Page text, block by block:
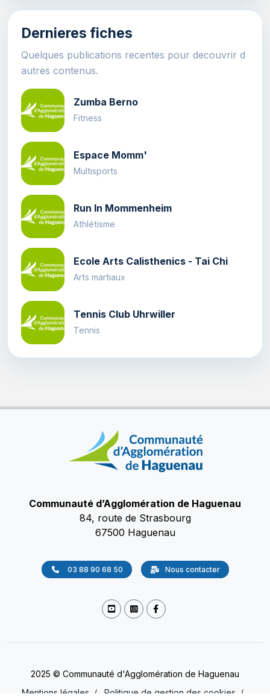
Dernieres fiches
Quelques publications recentes pour decouvrir d
autres contenus.
Zumba Berno
Fitness
Espace Momm'
Multisports
Run In Mommenheim
Athlétisme
Ecole Arts Calisthenics - Tai Chi
Arts martiaux
Tennis Club Uhrwiller
Tennis
Communauté d’Agglomération de Haguenau
84, route de Strasbourg
67500 Haguenau
03 88 90 68 50 Nous contacter
2025 © Communauté d'Agglomération de Haguenau
Mentions légales
/ Politique de gestion des cookies /